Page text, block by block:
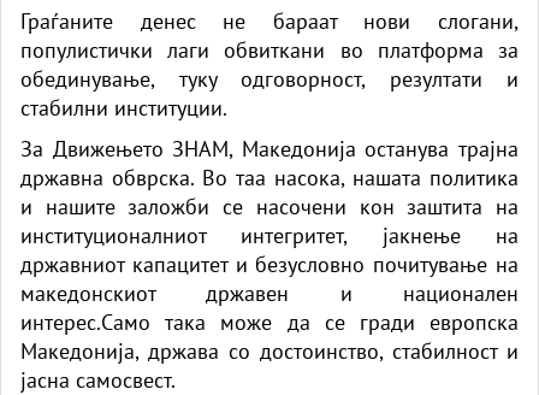
Граѓаните денес не бараат нови слогани,
популистички лаги обвиткани во платформа за
обединување, туку одговорност, резултати и
стабилни институции.
За Движењето ЗНАМ, Македонија останува трајна
државна обврска. Во таа насока, нашата политика
и нашите заложби се насочени кон заштита на
институционалниот интегритет, јакнење на
државниот капацитет и безусловно почитување на
македонскиот државен и национален
интерес.Само така може да се гради европска
Македонија, држава со достоинство, стабилност и
јасна самосвест.